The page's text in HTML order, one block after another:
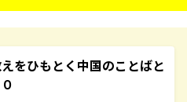
をひもとく中国のことばと